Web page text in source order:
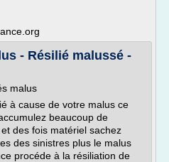
- Résilié malussé -
malus
à cause de votre malus ce
beaucoup de
des fois matériel sachez
des sinistres plus le malus
procéde à la résiliation de